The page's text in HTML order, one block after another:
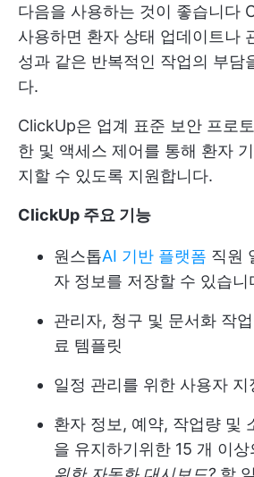
다음을 사용하는 것이 좋습니다
사용하면 환자 상태 업데이트나
성과 같은 반복적인 작업의 부담
다.
ClickUp은 업계 표준 보안 프로
한 및 액세스 제어를 통해 환자
지할 수 있도록 지원합니다.
ClickUp 주요 기능
원스톱AI 기반 플랫폼 직원
자 정보를 저장할 수 있습니
관리자, 청구 및 문서화 작
료 템플릿
일정 관리를 위한 사용자 지
환자 정보, 예약, 작업량 및
을 유지하기위한 15 개 이상